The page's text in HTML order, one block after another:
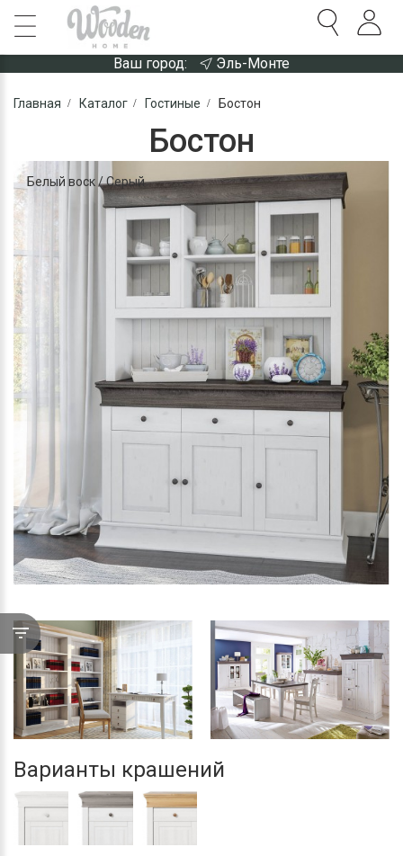
Ваш город: Эль-Монте
Главная Каталог Гостиные Бостон
Бостон
Белый воск / Серый
Варианты крашений